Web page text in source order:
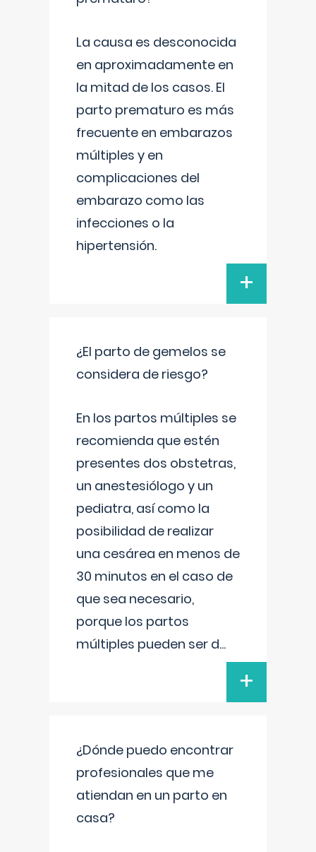
La causa es desconocida
en aproximadamente en
la mitad de los casos. El
parto prematuro es más
frecuente en embarazos
múltiples y en
complicaciones del
embarazo como las
infecciones o la
hipertensión.
+
¿El parto de gemelos se
considera de riesgo?
En los partos múltiples se
recomienda que estén
presentes dos obstetras,
un anestesiólogo y un
pediatra, así como la
posibilidad de realizar
una cesárea en menos de
30 minutos en el caso de
que sea necesario,
porque los partos
múltiples pueden ser d...
+
¿Dónde puedo encontrar
profesionales que me
atiendan en un parto en
casa?